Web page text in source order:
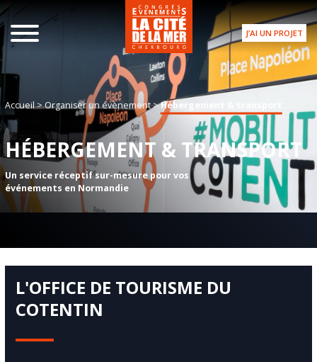
J’AI UN PROJET
Accueil>Organiser un évènement>Hébergement & transport
HÉBERGEMENT & TRANSPORT
Un service réceptif sur-mesure pour vos
événements en Normandie
L'OFFICE DE TOURISME DU
COTENTIN